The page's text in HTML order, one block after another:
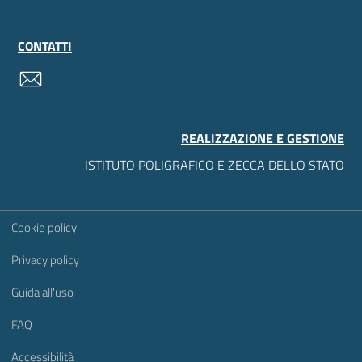
CONTATTI
REALIZZAZIONE E GESTIONE
ISTITUTO POLIGRAFICO E ZECCA DELLO STATO
Sezione Link Utili
Cookie policy
Privacy policy
Guida all'uso
FAQ
Accessibilità